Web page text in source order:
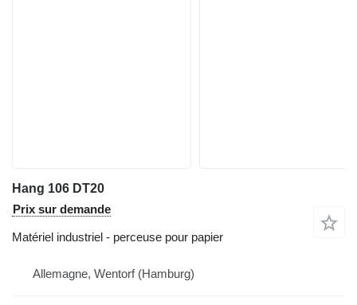
Hang 106 DT20
Prix sur demande
Matériel industriel - perceuse pour papier
Allemagne, Wentorf (Hamburg)